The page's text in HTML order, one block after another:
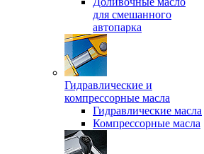
для смешанного
автопарка
Гидравлические и
компрессорные масла
Гидравлические масла
Компрессорные масла